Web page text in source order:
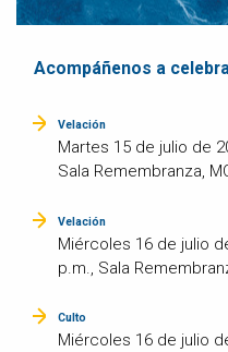
Acompáñenos a
Velación
Martes 15 de julio de 2025; de 02:30 p.m. a 12:30 a.m.,
Sala Remembranza,
Velación
Miércoles 16 de julio de 2025; de 08:00 a.m. a 02:00
p.m., Sala
Culto
Miércoles 16 de julio de 2025; 02:00 p.m., Sala